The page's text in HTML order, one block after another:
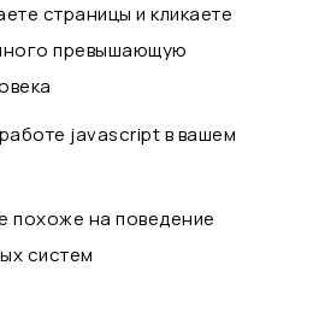
страницы и кликаете
превышающую
javascript в вашем
похоже на поведение
систем